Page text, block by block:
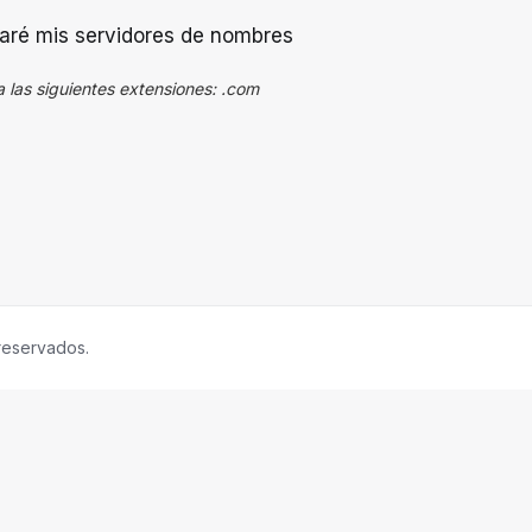
mis servidores de nombres
siguientes extensiones: .com